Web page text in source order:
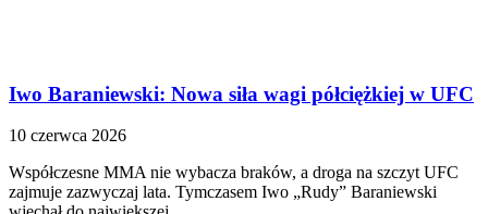
Iwo Baraniewski: Nowa siła wagi półciężkiej w UFC
10 czerwca 2026
Współczesne MMA nie wybacza braków, a droga na szczyt UFC
zajmuje zazwyczaj lata. Tymczasem Iwo „Rudy” Baraniewski